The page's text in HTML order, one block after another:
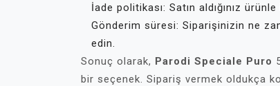
İade politikası: Satın aldığınız
Gönderim süresi: Siparişinizin ne
edin.
Sonuç olarak, Parodi Speciale Puro
bir seçenek. Sipariş vermek oldukça